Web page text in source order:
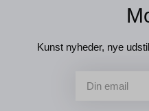
Kunst nyheder, nye